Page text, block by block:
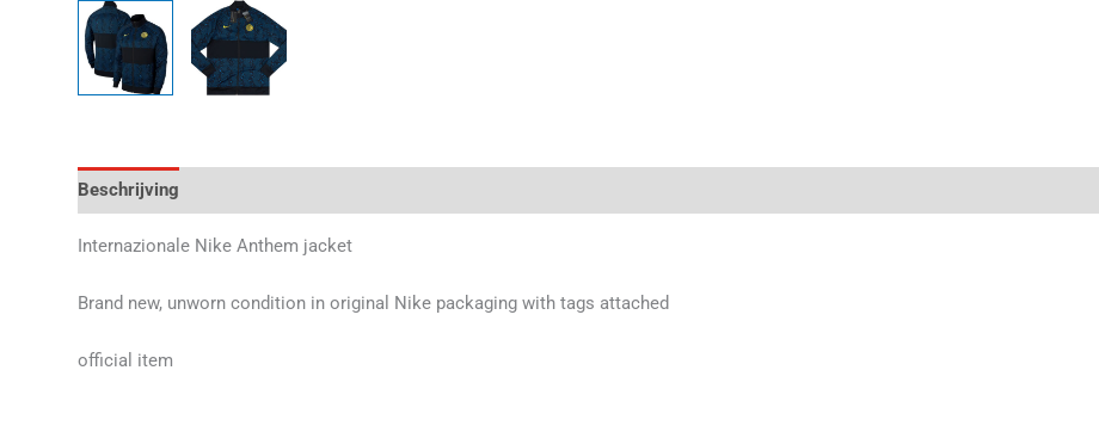
Beschrijving
Internazionale Nike Anthem jacket
Brand new, unworn condition in original Nike packaging with tags attached
official item